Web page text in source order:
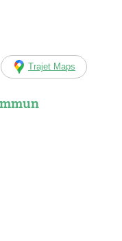
Trajet Maps